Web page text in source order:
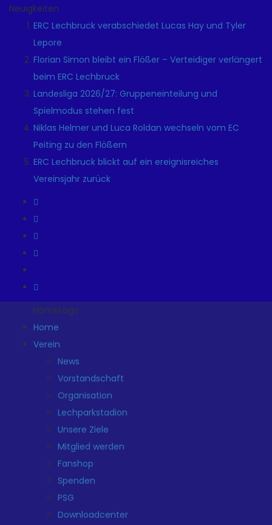
Neuigkeiten
ERC Lechbruck verabschiedet Lucas Hay und Tyler
Lepore
Florian Simon bleibt ein Flößer – Verteidiger verlängert
beim ERC Lechbruck
Landesliga 2026/27: Gruppeneinteilung und
Spielmodus stehen fest
Niklas Helmer und Luca Roldan wechseln vom EC
Peiting zu den Flößern
ERC Lechbruck blickt auf ein ereignisreiches
Vereinsjahr zurück
HomeLogo
Home
Verein
News
Vorstandschaft
Organisation
Lechparkstadion
Unsere Ziele
Mitglied werden
Fanshop
Spenden
PSG
Downloadcenter